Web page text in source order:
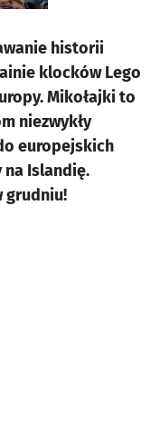
historii
klocków Lego
Mikołajki to
niezwykły
europejskich
Islandię.
grudniu!